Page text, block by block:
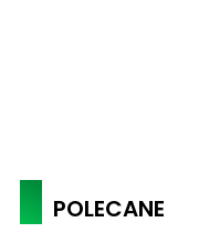
POLECANE